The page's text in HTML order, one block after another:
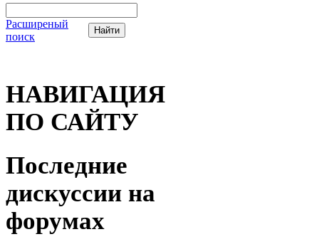
Расширеный
поиск
НАВИГАЦИЯ
ПО САЙТУ
Последние
дискуссии на
форумах